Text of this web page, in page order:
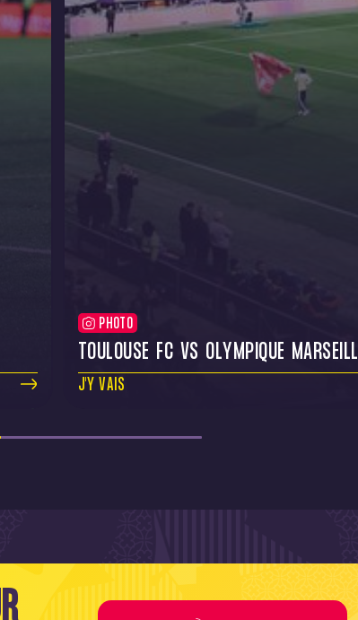
PHOTO
TOULOUSE FC VS OLYMPIQUE
J'Y VAIS